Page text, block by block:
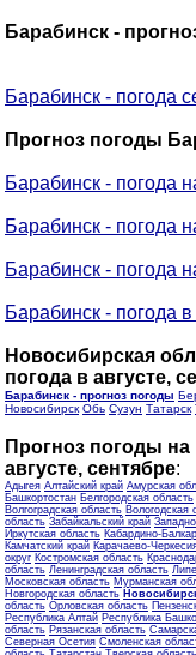
Барабинск -
Барабинск - погода
Прогноз погоды
Барабинск - погода
Барабинск - погода
Барабинск - погода
Барабинск - погода
Новосибирская
погода в августе,
Барабинск - прогноз погоды
Новосибирск Обь Сузун Татарск
Прогноз погоды
августе, сентябре:
Адыгея Алтайский край Амурская
Башкортостан Белгородская область
Волгоградская область Вологодская
область Забайкальский край
Иркутская область Кабардино-
Камчатский край Карачаево-
округ Костромская область
область Ленинградская область
Московская область Мурманская
Новгородская область
область Орловская область
Республика Алтай Республика
область Рязанская область
Северная Осетия Смоленская